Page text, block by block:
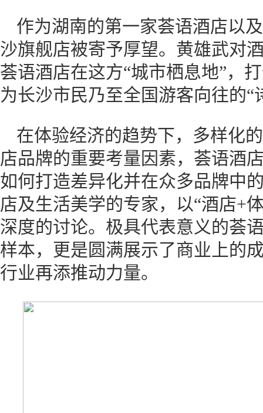
作为湖南的第一家荟语酒店以
沙旗舰店被寄予厚望。黄雄武对
荟语酒店在这方“城市栖息地”，
为长沙市民乃至全国游客向往的“
在体验经济的趋势下，多样化
店品牌的重要考量因素，荟语酒
如何打造差异化并在众多品牌中
店及生活美学的专家，以“酒店+
深度的讨论。极具代表意义的荟
样本，更是圆满展示了商业上的
行业再添推动力量。